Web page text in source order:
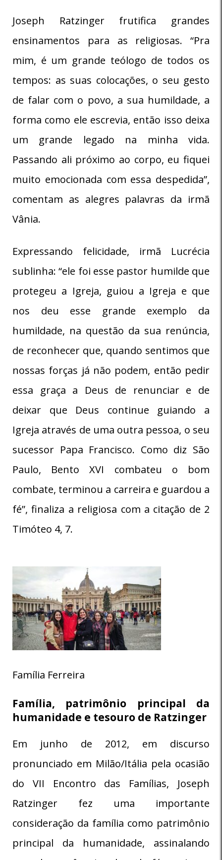
Joseph Ratzinger frutifica grandes
ensinamentos para as religiosas. “Pra
mim, é um grande teólogo de todos os
tempos: as suas colocações, o seu gesto
de falar com o povo, a sua humildade, a
forma como ele escrevia, então isso deixa
um grande legado na minha vida.
Passando ali próximo ao corpo, eu fiquei
muito emocionada com essa despedida”,
comentam as alegres palavras da irmã
Vânia.
Expressando felicidade, irmã Lucrécia
sublinha: “ele foi esse pastor humilde que
protegeu a Igreja, guiou a Igreja e que
nos deu esse grande exemplo da
humildade, na questão da sua renúncia,
de reconhecer que, quando sentimos que
nossas forças já não podem, então pedir
essa graça a Deus de renunciar e de
deixar que Deus continue guiando a
Igreja através de uma outra pessoa, o seu
sucessor Papa Francisco. Como diz São
Paulo, Bento XVI combateu o bom
combate, terminou a carreira e guardou a
fé”, finaliza a religiosa com a citação de 2
Timóteo 4, 7.
Família Ferreira
Família, patrimônio principal da
humanidade e tesouro de Ratzinger
Em junho de 2012, em discurso
pronunciado em Milão/Itália pela ocasião
do VII Encontro das Famílias, Joseph
Ratzinger fez uma importante
consideração da família como patrimônio
principal da humanidade, assinalando